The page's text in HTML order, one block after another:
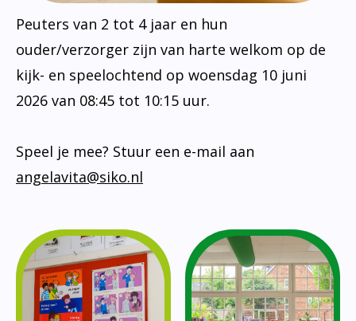
Peuters van 2 tot 4 jaar en hun
ouder/verzorger zijn van harte welkom op de
kijk- en speelochtend op woensdag 10 juni
2026 van 08:45 tot 10:15 uur.
Speel je mee? Stuur een e-mail aan
angelavita@siko.nl